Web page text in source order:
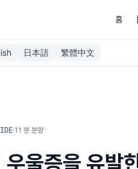
홈
日本語 繁體中文
·11 분 분량
우울증을 유발